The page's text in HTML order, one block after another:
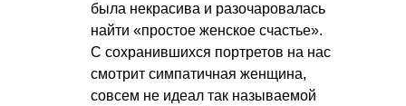
была некрасива и разочаровалась
найти «простое женское счастье».
С сохранившихся портретов на нас
смотрит симпатичная женщина,
совсем не идеал так называемой